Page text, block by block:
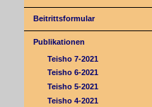
Beitrittsformular
Publikationen
Teisho 7-2021
Teisho 6-2021
Teisho 5-2021
Teisho 4-2021